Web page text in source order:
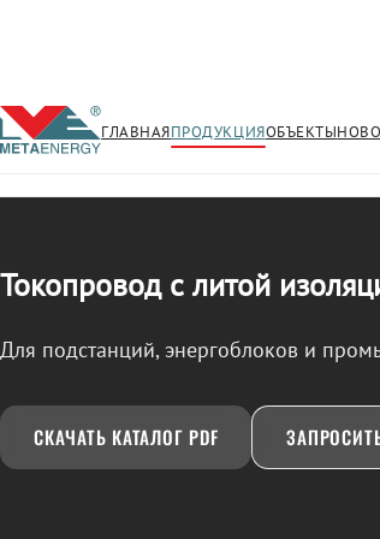
ГЛАВНАЯПРОДУКЦИЯОБЪЕКТЫ
← Продукция/ТОКОПРОВОД
Токопровод с литой
Для подстанций, энергоблоков и
СКАЧАТЬ КАТАЛОГ PDF